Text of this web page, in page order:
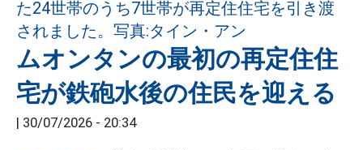
ムオンタンの最初の再定住住
宅が鉄砲水後の住民を迎える
| 30/07/2026 - 20:34